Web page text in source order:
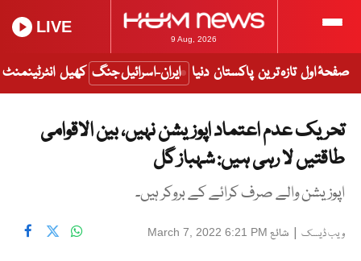
9 Aug, 2026
LIVE
صفحۂ اول تازہ ترین پاکستان دنیا ایران-اسرائیل جنگ کھیل انٹرٹینمنٹ
تحریک عدم اعتماد اپوزیشن نہیں، بین الاقوامی
طاقتیں لا رہی ہیں: شہباز گل
اپوزیشن والے صرف کرائے کے بروکر ہیں۔
ویب ڈیسک | شائع March 7, 2022 6:21 PM